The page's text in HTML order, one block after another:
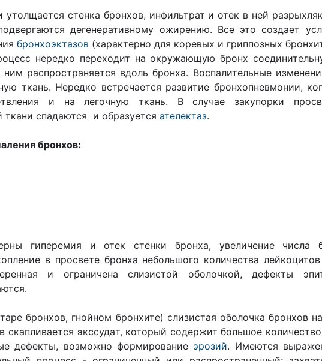
утолщается стенка бронхов, инфильтрат и отек в ней
дегенеративному ожирению. Все это создает
бронхоэктазов (характерно для коревых и гриппозных
нередко переходит на окружающую бронх
распространяется вдоль бронха. Воспалительные
ткань. Нередко встречается развитие бронхопневмонии,
и на легочную ткань. В случае закупорки
спадаются и образуется ателектаз.
бронхов:
гиперемия и отек стенки бронха, увеличение числа
в просвете бронха небольшого количества
и ограничена слизистой оболочкой, дефекты
бронхов, гнойном бронхите) слизистая оболочка бронхов
экссудaт, который содержит большое
дефекты, возможно формирование эрозий. Имеются